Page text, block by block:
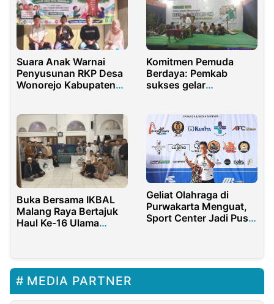
Suara Anak Warnai
Penyusunan RKP Desa
Wonorejo Kabupaten
Komitmen Pemuda
Berdaya: Pemkab
sukses gelar
Buka Bersama IKBAL
Malang Raya Bertajuk
Haul Ke-16 Ulama
Geliat Olahraga di
Purwakarta Menguat,
Sport Center Jadi Pusat
MEDIA PARTNER